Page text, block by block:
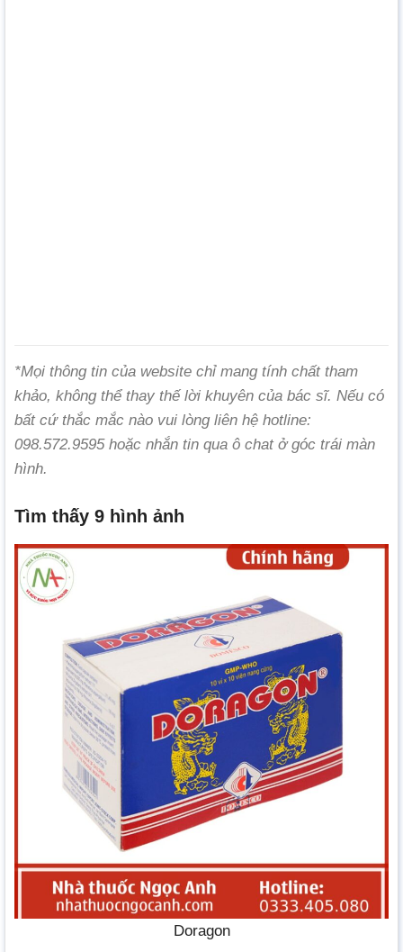
*Mọi thông tin của website chỉ mang tính chất tham
khảo, không thể thay thế lời khuyên của bác sĩ. Nếu có
bất cứ thắc mắc nào vui lòng liên hệ hotline:
098.572.9595 hoặc nhắn tin qua ô chat ở góc trái màn
hình.
Tìm thấy 9 hình ảnh
Doragon